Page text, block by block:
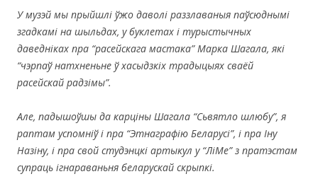
У музэй мы прыйшлі ўжо даволі раззлаваныя паўсюднымі
згадкамі на шыльдах, у буклетах і турыстычных
даведніках пра “расейскага мастака” Марка Шагала, які
“чэрпаў натхненьне ў хасыдзкіх традыцыях сваёй
расейскай радзімы”.
Але, падышоўшы да карціны Шагала “Сьвятло шлюбу”, я
раптам успомніў і пра “Этнаграфію Беларусі”, і пра Іну
Назіну, і пра свой студэнцкі артыкул у “ЛіМе” з пратэстам
супраць ігнараваньня беларускай скрыпкі.